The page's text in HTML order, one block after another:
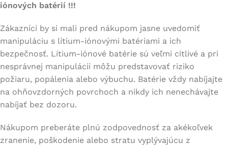
iónových batérií !!!
Zákazníci by si mali pred nákupom jasne uvedomiť
manipuláciu s lítium-iónovými batériami a ich
bezpečnosť. Lítium-iónové batérie sú veľmi citlivé a pri
nesprávnej manipulácii môžu predstavovať riziko
požiaru, popálenia alebo výbuchu. Batérie vždy nabíjajte
na ohňovzdorných povrchoch a nikdy ich nenechávajte
nabíjať bez dozoru.
Nákupom preberáte plnú zodpovednosť za akékoľvek
zranenie, poškodenie alebo stratu vyplývajúcu z